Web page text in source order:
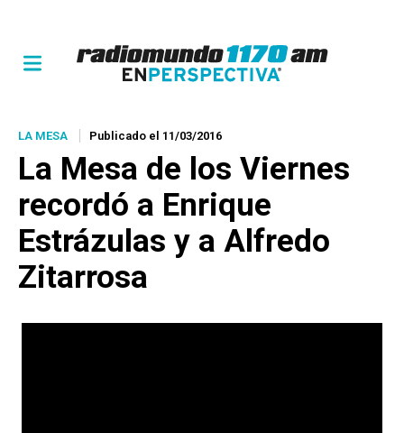
LA MESA Publicado el 11/03/2016
La Mesa de los Viernes
recordó a Enrique
Estrázulas y a Alfredo
Zitarrosa